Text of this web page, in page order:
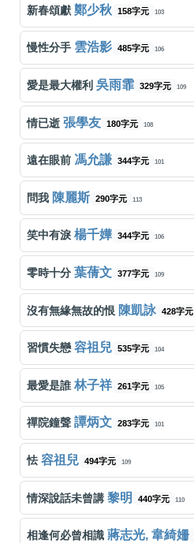
新春頌獻 鄭少秋 158字元 103
慢性分手 雲浩影 485字元 106
愛是最大權利 吳雨霏 329字元 109
情已逝 張學友 180字元 108
遠在眼前 馮允謙 344字元 101
問我 陳麗斯 290字元 113
笑中有淚 楊千嬅 344字元 106
零時十分 葉蒨文 377字元 109
沒有無緣無故的恨 陳凱詠 428字元
習慣失戀容祖兒 535字元 104
最愛是誰 林子祥 261字元 105
禪院鐘聲 譚炳文 283字元 101
怯 容祖兒 494字元 109
情深說話未曾講 黎明 440字元 110
相逢何必曾相識 蔣志光, 韋綺姍